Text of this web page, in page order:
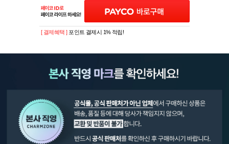
[ 결제혜택 ] 포인트 결제시 1% 적립!